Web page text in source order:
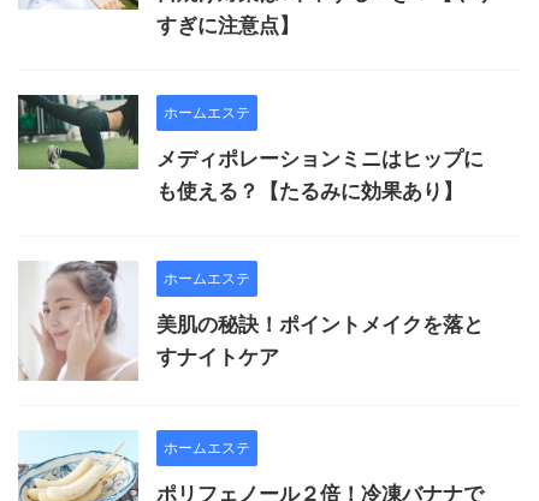
すぎに注意点】
ホームエステ
メディポレーションミニはヒップに
も使える？【たるみに効果あり】
ホームエステ
美肌の秘訣！ポイントメイクを落と
すナイトケア
ホームエステ
ポリフェノール２倍！冷凍バナナで